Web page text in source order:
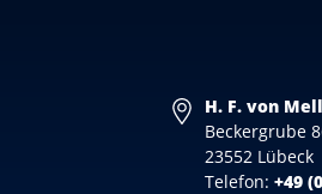
H. F. von
Beckergrube
23552 Lübeck
Telefon:+49